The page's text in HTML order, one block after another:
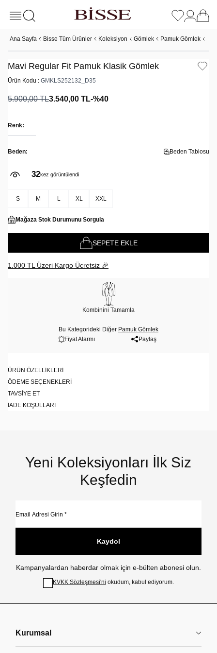
Ana Sayfa Bisse Tüm Ürünler Koleksiyon Gömlek Pamuk Gömlek
Mavi Regular Fit Pamuk Klasik Gömlek
Ürün Kodu : GMKLS252132_D35
5.900,00TL3.540,00 TL-%40
Renk:
Beden: Beden Tablosu
32kez görüntülendi
S M L XL XXL
Mağaza Stok Durumunu Sorgula
SEPETE EKLE
1.000 TL Üzeri Kargo Ücretsiz 🎉
Kombinini Tamamla
Bu Kategorideki Diğer Pamuk Gömlek
Fiyat Alarmı
Paylaş
ÜRÜN ÖZELLIKLERI
ÖDEME SEÇENEKLERI
TAVSIYE ET
İADE KOŞULLARI
Yeni Koleksiyonları İlk Siz
Keşfedin
Kaydol
Kampanyalardan haberdar olmak için e-bülten abonesi olun.
KVKK Sözleşmesi'ni okudum, kabul ediyorum.
Kurumsal